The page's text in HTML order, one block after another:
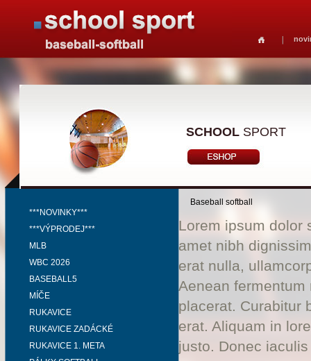
SCHOOL SPORT
***NOVINKY***
***VÝPRODEJ***
MLB
WBC 2026
BASEBALL5
MÍČE
RUKAVICE
RUKAVICE ZADÁCKÉ
RUKAVICE 1. META
Baseball softball
Lorem ipsum dolor
amet nibh
erat nulla,
Aenean
placerat. Curabitur
erat. Aliquam in
justo. Donec